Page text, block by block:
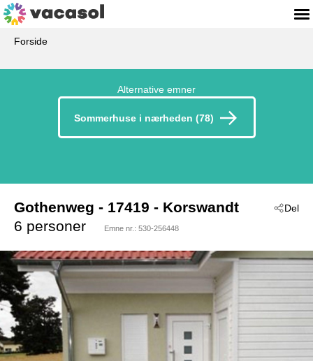
Forside
Alternative emner
Sommerhuse i nærheden (78)
Del
Gothenweg - 17419 - Korswandt
6 personer
Emne nr.: 530-256448